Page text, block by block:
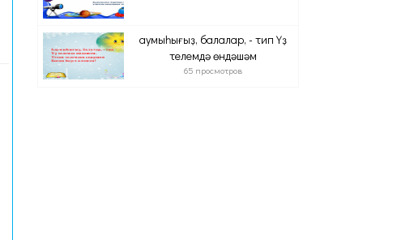
Һаумыһығыҙ, балалар, - тип Үҙ
телемдә өндәшәм
65 просмотров